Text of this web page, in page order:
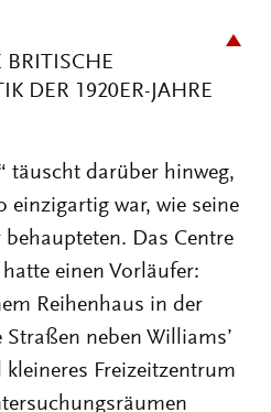
DER 1920ER-JAHRE
täuscht darüber hinweg,
einzigartig war, wie seine
Das Centre
einen Vorläufer:
Reihenhaus in der
Straßen neben Williams’
Freizeitzentrum